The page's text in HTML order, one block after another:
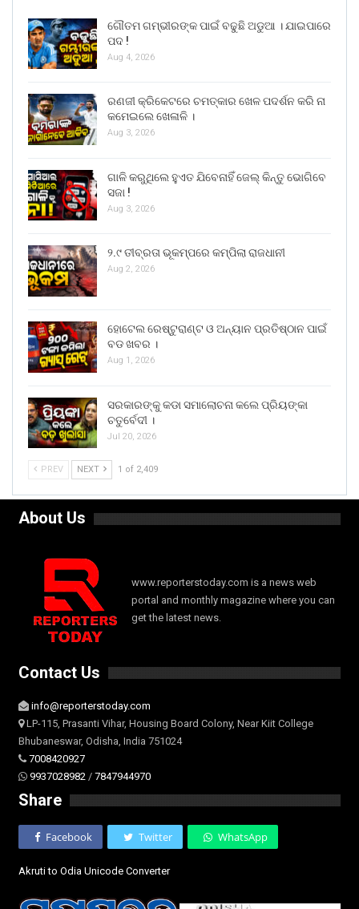
ଗୌତମ ଗମ୍ଭୀରଙ୍କ ପାଇଁ ବଢୁଛି ଅଡୁଆ । ଯାଇପାରେ
ପଦ !
Aug 4, 2026
ରଣଜୀ କ୍ରିକେଟରେ ଚମତ୍କାର ଖେଳ ପଦର୍ଶନ କରି ନା
କମେଇଲେ ଖେଳାଳି ।
Aug 3, 2026
ଗାଳି କରୁଥିଲେ ହୁଏତ ଯିବେନାହିଁ ଜେଲ୍ କିନ୍ତୁ ଭୋଗିବେ
ସଜା !
Aug 3, 2026
୨.୯ ତୀବ୍ରତା ଭୂକମ୍ପରେ କମ୍ପିଲା ରାଜଧାନୀ
Aug 2, 2026
ହୋଟେଲ ରେଷ୍ଟୁରାଣ୍ଟ ଓ ଅନ୍ୟାନ ପ୍ରତିଷ୍ଠାନ ପାଇଁ
ବଡ ଖବର ।
Aug 1, 2026
ସରକାରଙ୍କୁ କଡା ସମାଲୋଚନା କଲେ ପ୍ରିୟଙ୍କା
ଚତୁର୍ବେଦୀ ।
Jul 20, 2026
PREV NEXT 1 of 2,409
About Us
www.reporterstoday.com is a news web
portal and monthly magazine where you can
get the latest news.
Contact Us
info@reporterstoday.com
LP-115, Prasanti Vihar, Housing Board Colony, Near Kiit College
Bhubaneswar, Odisha, India 751024
7008420927
9937028982 / 7847944970
Share
Facebook Twitter WhatsApp
Akruti to Odia Unicode Converter